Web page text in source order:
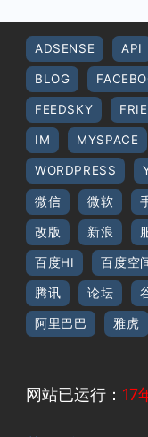
ADSENSE API
BLOG
FEEDSKY
IM MYSPACE
WORDPRESS
微信 微软
改版 新浪
百度HI 百度空
腾讯 论坛
阿里巴巴 雅虎
网站已运行： 17